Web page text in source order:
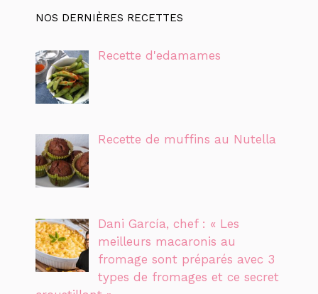
NOS DERNIÈRES RECETTES
Recette d'edamames
Recette de muffins au Nutella
Dani García, chef : « Les
meilleurs macaronis au
fromage sont préparés avec 3
types de fromages et ce secret